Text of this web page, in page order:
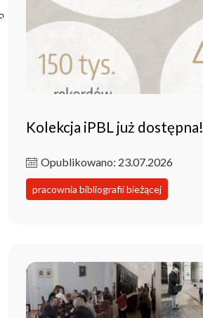
Poczta ibl.waw.pl
Kontakt
Kolekcja iPBL już dostępna!
Opublikowano: 23.07.2026
pracownia bibliografii bieżącej